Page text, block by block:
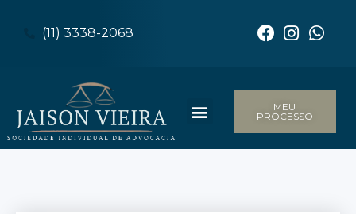
(11) 3338-2068
MEU
PROCESSO